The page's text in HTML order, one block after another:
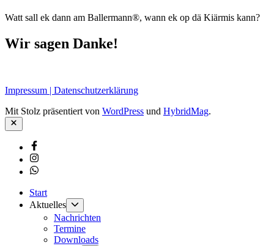
Watt sall ek dann am Ballermann®, wann ek op dä Kiärmis kann?
Wir sagen Danke!
Impressum | Datenschutzerklärung
Mit Stolz präsentiert von WordPress und HybridMag.
Schließen
Facebook
Instagram
Whatsapp
Start
Aktuelles
anzeigen
Nachrichten
Termine
Downloads